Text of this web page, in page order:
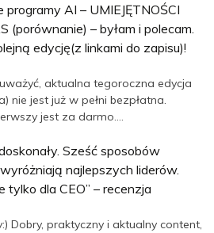
AI – UMIEJĘTNOŚCI
(porównanie) – byłam i polecam.
edycję(z linkami do zapisu)!
aktualna tegoroczna edycja
nie jest już w pełni bezpłatna.
jest za darmo.…
Sześć sposobów
najlepszych liderów.
tylko dla CEO” – recenzja
Dobry, praktyczny i aktualny content,